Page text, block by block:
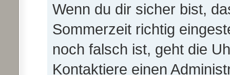
Wenn du dir sicher bist,
Sommerzeit richtig
noch falsch ist, geht die
Kontaktiere einen